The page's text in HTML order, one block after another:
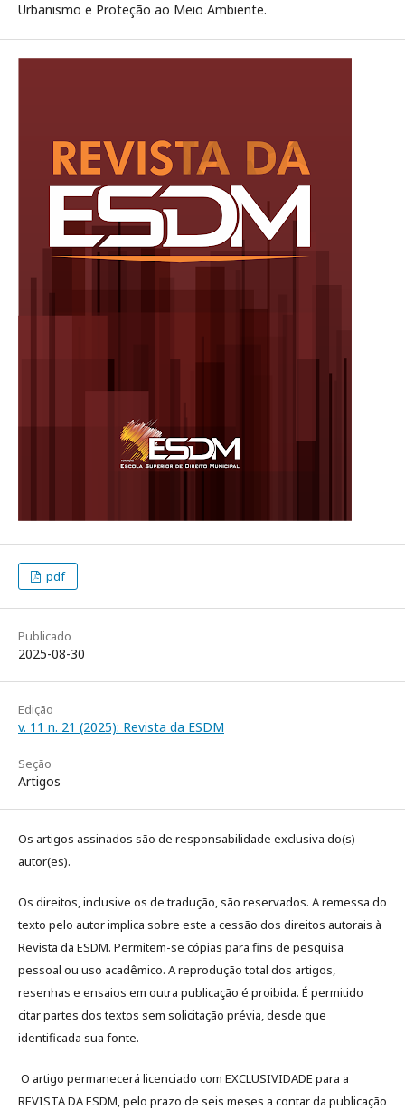
Urbanismo e Proteção ao Meio Ambiente.
pdf
Publicado
2025-08-30
Edição
v. 11 n. 21 (2025): Revista da ESDM
Seção
Artigos
Os artigos assinados são de responsabilidade exclusiva do(s)
autor(es).
Os direitos, inclusive os de tradução, são reservados. A remessa do
texto pelo autor implica sobre este a cessão dos direitos autorais à
Revista da ESDM. Permitem-se cópias para fins de pesquisa
pessoal ou uso acadêmico. A reprodução total dos artigos,
resenhas e ensaios em outra publicação é proibida. É permitido
citar partes dos textos sem solicitação prévia, desde que
identificada sua fonte.
O artigo permanecerá licenciado com EXCLUSIVIDADE para a
REVISTA DA ESDM, pelo prazo de seis meses a contar da publicação